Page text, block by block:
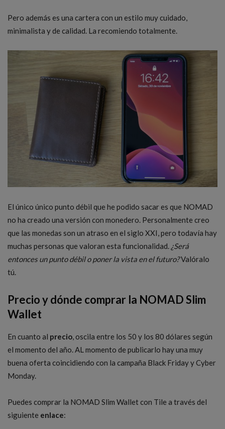
Pero además es una cartera con un estilo muy cuidado,
minimalista y de calidad. La recomiendo totalmente.
El único único punto débil que he podido sacar es que NOMAD
no ha creado una versión con monedero. Personalmente creo
que las monedas son un atraso en el siglo XXI, pero todavía hay
muchas personas que valoran esta funcionalidad. ¿Será
entonces un punto débil o poner la vista en el futuro?Valóralo
tú.
Precio y dónde comprar la NOMAD Slim
Wallet
En cuanto al precio , oscila entre los 50 y los 80 dólares según
el momento del año. AL momento de publicarlo hay una muy
buena oferta coincidiendo con la campaña Black Friday y Cyber
Monday.
Puedes comprar la NOMAD Slim Wallet con Tile a través del
siguiente enlace: